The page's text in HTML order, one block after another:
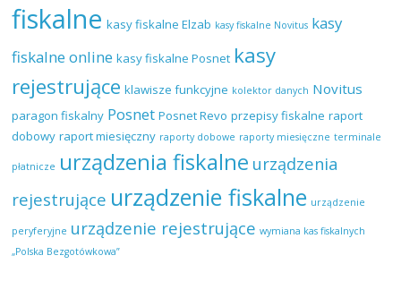
fiskalne kasy fiskalne Elzab kasy fiskalne Novitus kasy
fiskalne online kasy fiskalne Posnet kasy
rejestrujące klawisze funkcyjne kolektor danych Novitus
paragon fiskalny Posnet Posnet Revo przepisy fiskalne raport
dobowy raport miesięczny raporty dobowe raporty miesięczne terminale
płatnicze urządzenia fiskalne urządzenia
rejestrujące urządzenie fiskalne urządzenie
peryferyjne urządzenie rejestrujące wymiana kas fiskalnych
„Polska Bezgotówkowa”